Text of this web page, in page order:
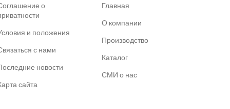
о
и положения
с нами
новости
сайта
Главная
О компании
Производство
Каталог
СМИ о нас